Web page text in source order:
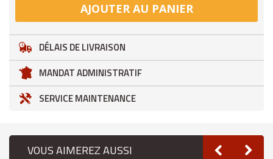
AJOUTER AU PANIER
DÉLAIS DE LIVRAISON
MANDAT ADMINISTRATIF
SERVICE MAINTENANCE
VOUS AIMEREZ AUSSI